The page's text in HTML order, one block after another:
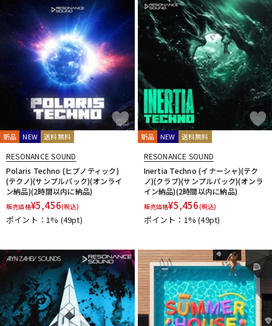
新品 NEW 送料無料
RESONANCE SOUND
Polaris Techno (ヒプノティック)
(テクノ)(サンプルパック)(オンライ
ン納品)(2時間以内に納品)
販売価格¥5,456(税込)
ポイント：1% (49pt)
新品 NEW 送料無料
RESONANCE SOUND
Inertia Techno (イナーシャ)(テク
ノ)(クラブ)(サンプルパック)(オンラ
イン納品)(2時間以内に納品)
販売価格¥5,456(税込)
ポイント：1%(49pt)